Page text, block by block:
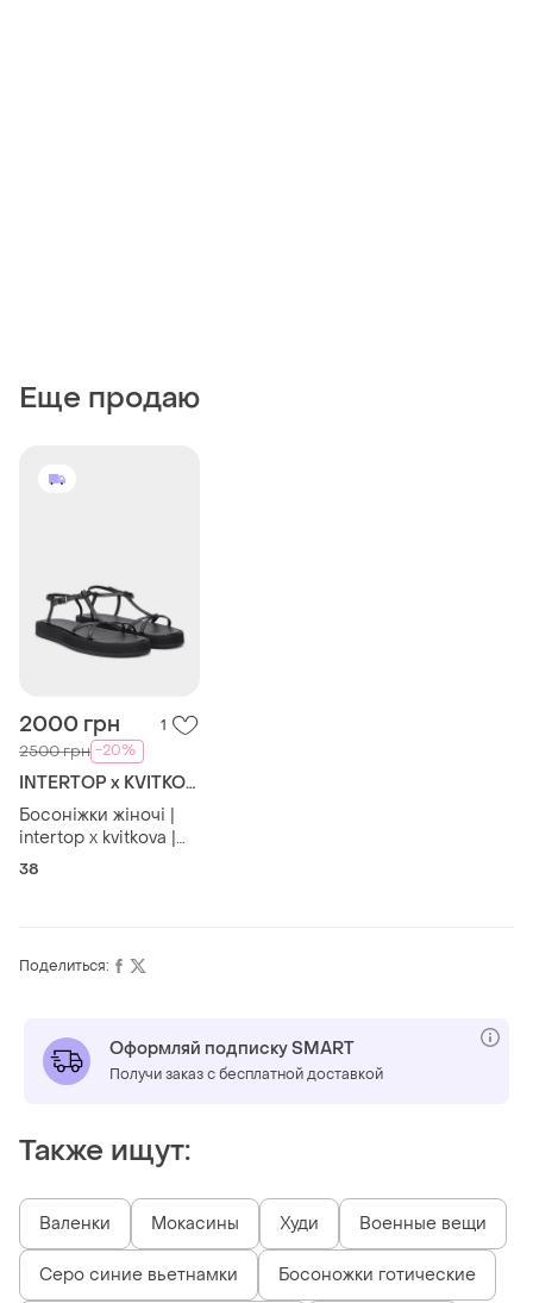
Еще продаю
2000 грн 1
2500 грн -20%
INTERTOP x KVITKOVA
Босоніжки жіночі |
intertop x kvitkova |
нові | чорний | 38
38
Поделиться:
Оформляй подписку SMART
Получи заказ с бесплатной доставкой
Также ищут:
Валенки Мокасины Худи Военные вещи
Серо синие вьетнамки Босоножки готические